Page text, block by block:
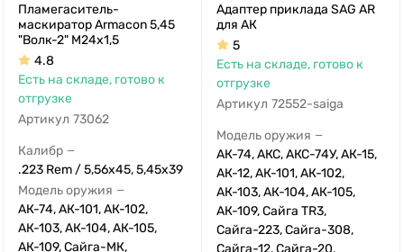
Пламегаситель-
маскиратор Armacon 5,45
"Волк-2" М24х1,5
4.8
Есть на складе, готово к
отгрузке
Артикул 73062
Калибр —
.223 Rem / 5,56x45, 5,45х39
Модель оружия —
АК-74, АК-101, АК-102,
АК-103, АК-104, АК-105,
АК-109, Сайга-МК,
Адаптер приклада SAG AR
для АК
5
Есть на складе, готово к
отгрузке
Артикул 72552-saiga
Модель оружия —
АК-74, АКС, АКС-74У, АК-15,
АК-12, АК-101, АК-102,
АК-103, АК-104, АК-105,
АК-109, Сайга TR3,
Сайга-223, Сайга-308,
Сайга-12, Сайга-20,